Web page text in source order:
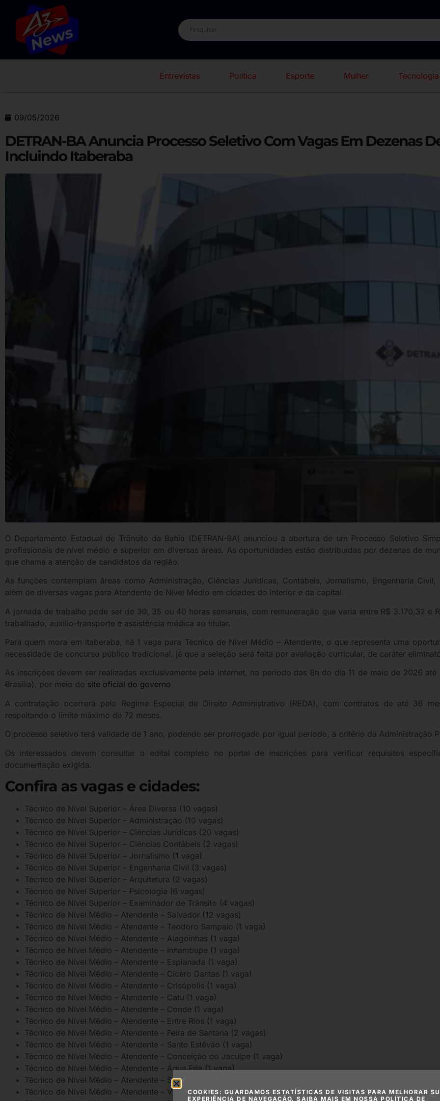
Entrevistas Política Esporte Mulher Tecnologia
09/05/2026
DETRAN-BA Anuncia Processo Seletivo Com Vagas Em Dezenas
Incluindo Itaberaba
O Departamento Estadual de Trânsito da Bahia (DETRAN-BA) anunciou a abertura de um Processo Seletivo
profissionais de nível médio e superior em diversas áreas. As oportunidades estão distribuídas por dezenas de
que chama a atenção de candidatos da região.
As funções contemplam áreas como Administração, Ciências Jurídicas, Contábeis, Jornalismo, Engenharia
além de diversas vagas para Atendente de Nível Médio em cidades do interior e da capital.
A jornada de trabalho pode ser de 30, 35 ou 40 horas semanais, com remuneração que varia entre R$ 3.170,32
trabalhado, auxílio-transporte e assistência médica ao titular.
Para quem mora em Itaberaba, há 1 vaga para Técnico de Nível Médio – Atendente, o que representa uma
necessidade de concurso público tradicional, já que a seleção será feita por avaliação curricular, de caráter
As inscrições devem ser realizadas exclusivamente pela internet, no período das 8h do dia 11 de maio de 2026
Brasília), por meio do site oficial do governo
A contratação ocorrerá pelo Regime Especial de Direito Administrativo (REDA), com contratos de até 36
respeitando o limite máximo de 72 meses.
O processo seletivo terá validade de 1 ano, podendo ser prorrogado por igual período, a critério da Administração
Os interessados devem consultar o edital completo no portal de inscrições para verificar requisitos
documentação exigida.
Confira as vagas e cidades:
Técnico de Nível Superior – Área Diversa (10 vagas)
Técnico de Nível Superior – Administração (10 vagas)
Técnico de Nível Superior – Ciências Jurídicas (20 vagas)
Técnico de Nível Superior – Ciências Contábeis (2 vagas)
Técnico de Nível Superior – Jornalismo (1 vaga)
Técnico de Nível Superior – Engenharia Civil (3 vagas)
Técnico de Nível Superior – Arquitetura (2 vagas)
Técnico de Nível Superior – Psicologia (6 vagas)
Técnico de Nível Superior – Examinador de Trânsito (4 vagas)
Técnico de Nível Médio – Atendente – Salvador (12 vagas)
Técnico de Nível Médio – Atendente – Teodoro Sampaio (1 vaga)
Técnico de Nível Médio – Atendente – Alagoinhas (1 vaga)
Técnico de Nível Médio – Atendente – Inhambupe (1 vaga)
Técnico de Nível Médio – Atendente – Esplanada (1 vaga)
Técnico de Nível Médio – Atendente – Cícero Dantas (1 vaga)
Técnico de Nível Médio – Atendente – Crisópolis (1 vaga)
Técnico de Nível Médio – Atendente – Catu (1 vaga)
Técnico de Nível Médio – Atendente – Conde (1 vaga)
Técnico de Nível Médio – Atendente – Entre Rios (1 vaga)
Técnico de Nível Médio – Atendente – Feira de Santana (2 vagas)
Técnico de Nível Médio – Atendente – Santo Estêvão (1 vaga)
Técnico de Nível Médio – Atendente – Conceição do Jacuípe (1 vaga)
Técnico de Nível Médio – Atendente – Água Fria (1 vaga)
Técnico de Nível Médio – Atendente – Santa Bárbara (1 vaga)
Técnico de Nível Médio – Atendente – Vitória da Conquista (2 vagas)COOKIES: GUARDAMOS ESTATÍSTICAS DE VISITAS PARA MELHORAR
EXPERIÊNCIA DE NAVEGAÇÃO. SAIBA MAIS EM NOSSA POLÍTICA DE